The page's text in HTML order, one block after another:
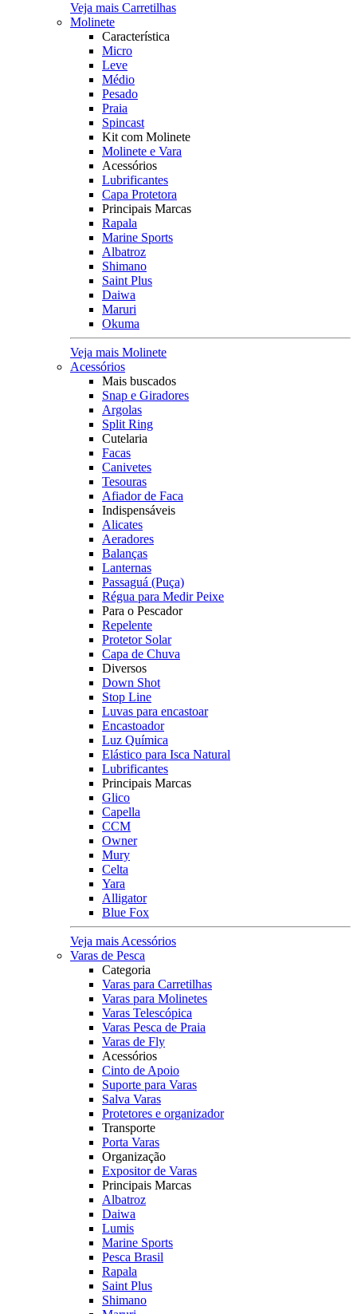
Veja mais Carretilhas
Molinete
Característica
Micro
Leve
Médio
Pesado
Praia
Spincast
Kit com Molinete
Molinete e Vara
Acessórios
Lubrificantes
Capa Protetora
Principais Marcas
Rapala
Marine Sports
Albatroz
Shimano
Saint Plus
Daiwa
Maruri
Okuma
Veja mais Molinete
Acessórios
Mais buscados
Snap e Giradores
Argolas
Split Ring
Cutelaria
Facas
Canivetes
Tesouras
Afiador de Faca
Indispensáveis
Alicates
Aeradores
Balanças
Lanternas
Passaguá (Puça)
Régua para Medir Peixe
Para o Pescador
Repelente
Protetor Solar
Capa de Chuva
Diversos
Down Shot
Stop Line
Luvas para encastoar
Encastoador
Luz Química
Elástico para Isca Natural
Lubrificantes
Principais Marcas
Glico
Capella
CCM
Owner
Mury
Celta
Yara
Alligator
Blue Fox
Veja mais Acessórios
Varas de Pesca
Categoria
Varas para Carretilhas
Varas para Molinetes
Varas Telescópica
Varas Pesca de Praia
Varas de Fly
Acessórios
Cinto de Apoio
Suporte para Varas
Salva Varas
Protetores e organizador
Transporte
Porta Varas
Organização
Expositor de Varas
Principais Marcas
Albatroz
Daiwa
Lumis
Marine Sports
Pesca Brasil
Rapala
Saint Plus
Shimano